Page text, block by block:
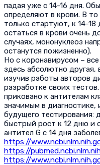
падая уже с 14-16 дня.
определяют в крови. В
только стартуют, к 14-
остаться в крови очень
случаях, мононуклеоз
останутся пожизненно).
Но с коронавирусом –
здесь абсолютно другая,
изучив работы авторов
разработке своих
приковано к антителам
значимым в
будущего тестирования:
быстрый рост к 12 дню и
антител G с 14 дня
https://
https://
https://